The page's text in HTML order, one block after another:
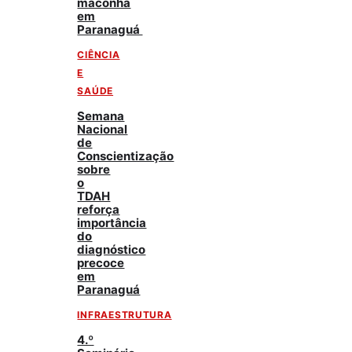
em
Paranaguá
CIÊNCIA
E
SAÚDE
Semana
Nacional
de
Conscientização
sobre
o
TDAH
reforça
importância
do
diagnóstico
precoce
em
Paranaguá
INFRAESTRUTURA
4.º